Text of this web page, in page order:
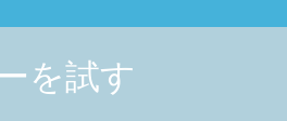
を試す